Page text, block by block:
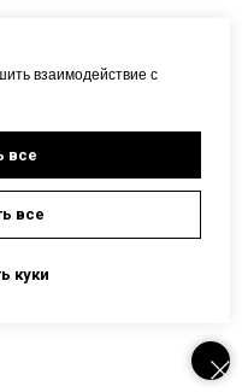
взаимодействие с
все
все
куки